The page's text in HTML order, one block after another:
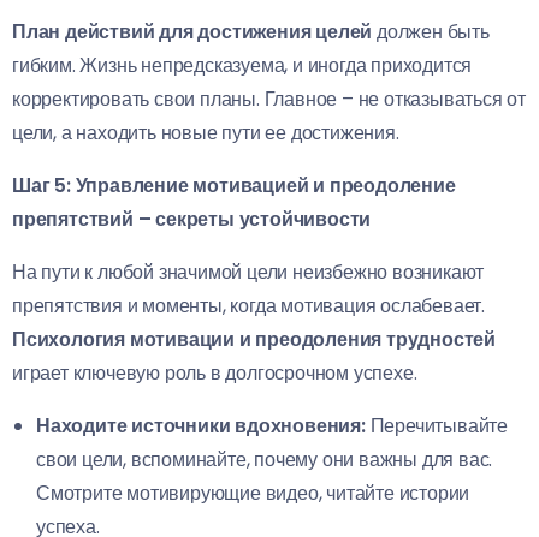
План действий для достижения целей должен быть
гибким. Жизнь непредсказуема, и иногда приходится
корректировать свои планы. Главное – не отказываться от
цели, а находить новые пути ее достижения.
Шаг 5: Управление мотивацией и преодоление
препятствий – секреты устойчивости
На пути к любой значимой цели неизбежно возникают
препятствия и моменты, когда мотивация ослабевает.
Психология мотивации и преодоления трудностей
играет ключевую роль в долгосрочном успехе.
Находите источники вдохновения:Перечитывайте
свои цели, вспоминайте, почему они важны для вас.
Смотрите мотивирующие видео, читайте истории
успеха.